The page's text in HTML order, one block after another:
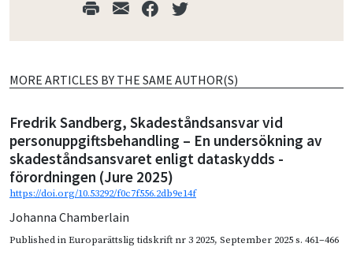
MORE ARTICLES BY THE SAME AUTHOR(S)
Fredrik Sandberg, Skadeståndsansvar vid
personuppgiftsbehandling – En undersökning av
skadeståndsansvaret enligt dataskydds -
förordningen (Jure 2025)
https://doi.org/10.53292/f0c7f556.2db9e14f
Johanna Chamberlain
Published inEuroparättslig tidskrift nr 3 2025, September 2025s. 461–466